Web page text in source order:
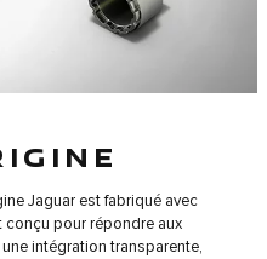
Jaguar est fabriqué avec
pour répondre aux
intégration transparente,